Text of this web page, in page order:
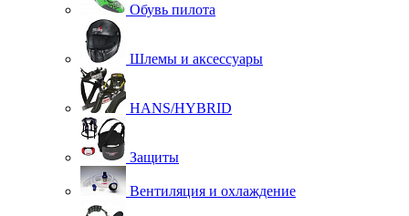
Обувь пилота
Шлемы и аксессуары
HANS/HYBRID
Защиты
Вентиляция и охлаждение